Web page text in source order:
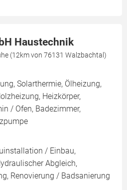
Haustechnik
(12km von 76131 Walzbachtal)
Solarthermie, Ölheizung,
Heizkörper,
/ Ofen, Badezimmer,
/ Einbau,
Abgleich,
Renovierung / Badsanierung